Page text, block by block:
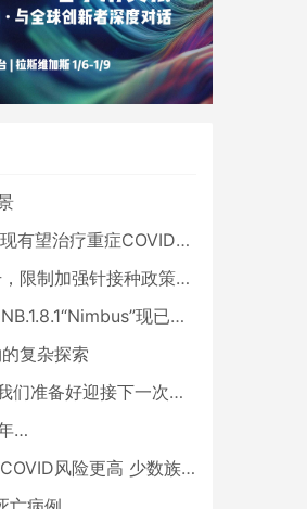
望治疗重症COVID患者
加强针接种政策即将出台
现已在美国占据主导地位
复杂探索
好迎接下一次大流行了吗？
…
险更高 少数族裔儿童存在差异